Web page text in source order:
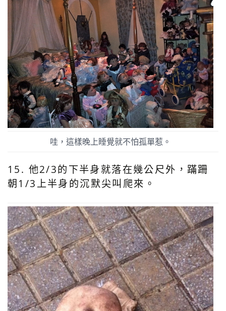
哇，這樣晚上睡覺就不怕孤單惹。
15. 他2/3的下半身就落在幾公尺外，蹣跚
朝1/3上半身的沉默尖叫爬來。